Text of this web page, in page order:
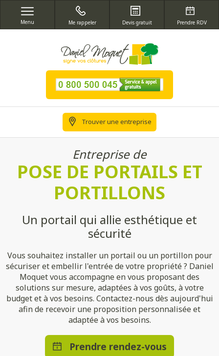
Menu Me rappeler Devis gratuit Prendre RDV
Trouver une entreprise
Entreprise de
POSE DE PORTAILS ET
PORTILLONS
Un portail qui allie esthétique et
sécurité
Vous souhaitez installer un portail ou un portillon pour
sécuriser et embellir l'entrée de votre propriété ? Daniel
Moquet vous accompagne en vous proposant des
solutions sur mesure, adaptées à vos goûts, à votre
budget et à vos besoins. Contactez-nous dès aujourd'hui
afin de recevoir une proposition personnalisée et
adaptée à vos besoins.
Prendre rendez-vous